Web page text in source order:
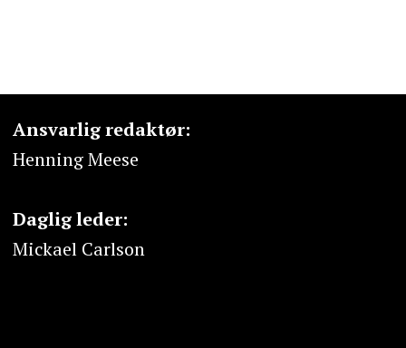
Ansvarlig redaktør:
Henning Meese
Daglig leder:
Mickael Carlson